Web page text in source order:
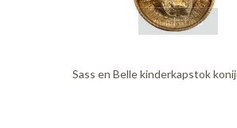
quickshop
Sass en Belle kinderkapstok